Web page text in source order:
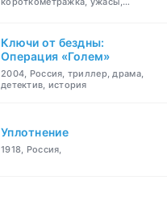
Ключи от бездны:
Операция «Голем»
2004, Россия, триллер, драма,
детектив, история
Уплотнение
1918, Россия,